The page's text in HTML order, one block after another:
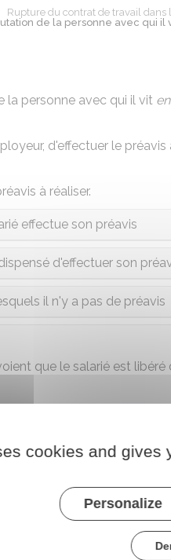
Rupture du contrat de travail dans
de la personne avec qui il
la personne avec qui il vit
d'effectuer le
à réaliser.
effectue son préavis
d'effectuer son
il n'y a pas de préavis
que le salarié est libéré
préavis que le salarié
démission selon la
au service en ligne
cookies and gives
Personalize